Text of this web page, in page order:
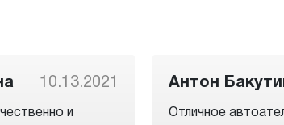
10.13.2021
и
Антон
Отличное